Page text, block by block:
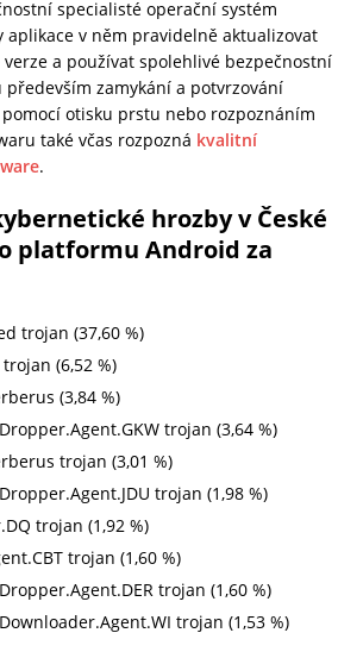
specialisté operační systém
aplikace v něm pravidelně aktualizovat
a používat spolehlivé bezpečnostní
především zamykání a potvrzování
otisku prstu nebo rozpoznáním
také včas rozpozná kvalitní
.
hrozby v České
platformu Android za
trojan (37,60 %)
(6,52 %)
(3,84 %)
trojan (3,64 %)
trojan (3,01 %)
trojan (1,98 %)
trojan (1,92 %)
trojan (1,60 %)
trojan (1,60 %)
trojan (1,53 %)